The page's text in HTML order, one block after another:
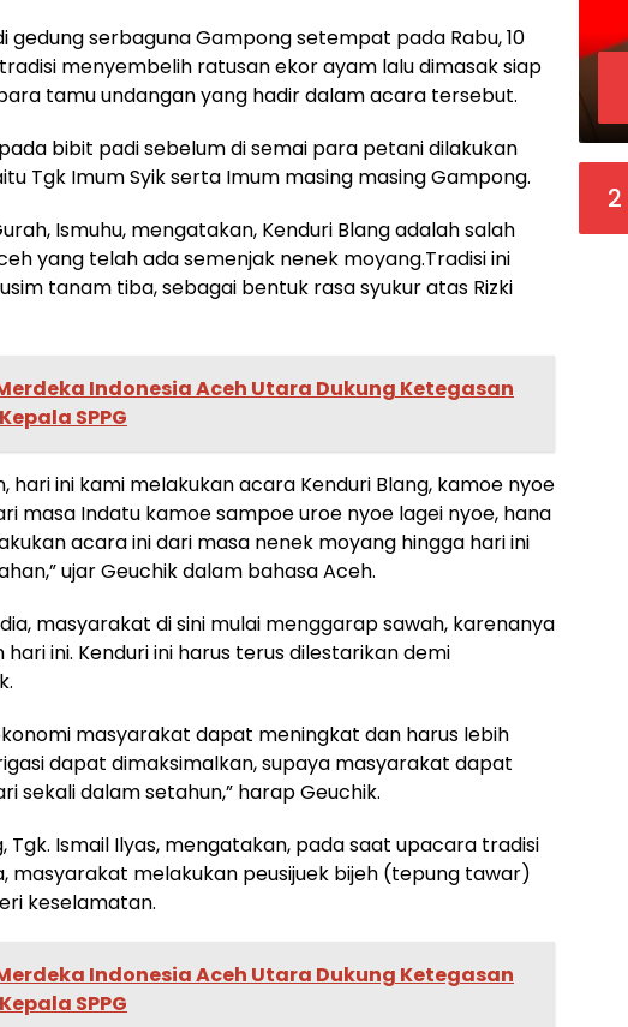
gedung serbaguna Gampong setempat pada Rabu, 10
menyembelih ratusan ekor ayam lalu dimasak siap
tamu undangan yang hadir dalam acara tersebut.
bibit padi sebelum di semai para petani dilakukan
Tgk Imum Syik serta Imum masing masing Gampong.
Ismuhu, mengatakan, Kenduri Blang adalah salah
yang telah ada semenjak nenek moyang.Tradisi ini
tanam tiba, sebagai bentuk rasa syukur atas Rizki
Indonesia Aceh Utara Dukung Ketegasan
SPPG
hari ini kami melakukan acara Kenduri Blang, kamoe nyoe
masa Indatu kamoe sampoe uroe nyoe lagei nyoe, hana
acara ini dari masa nenek moyang hingga hari ini
ujar Geuchik dalam bahasa Aceh.
masyarakat di sini mulai menggarap sawah, karenanya
ini. Kenduri ini harus terus dilestarikan demi
masyarakat dapat meningkat dan harus lebih
dapat dimaksimalkan, supaya masyarakat dapat
sekali dalam setahun,” harap Geuchik.
Tgk. Ismail Ilyas, mengatakan, pada saat upacara tradisi
masyarakat melakukan peusijuek bijeh (tepung tawar)
keselamatan.
Indonesia Aceh Utara Dukung Ketegasan
SPPG
2